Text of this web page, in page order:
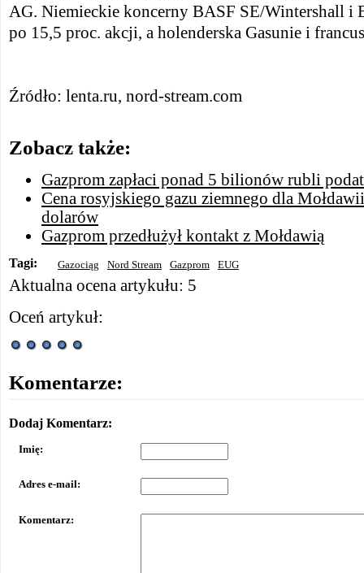
AG. Niemieckie koncerny BASF SE/Wintershall i
po 15,5 proc. akcji, a holenderska Gasunie i
Źródło: lenta.ru, nord-stream.com
Zobacz także:
Gazprom zapłaci ponad 5 bilionów rubli
Cena rosyjskiego gazu ziemnego dla
dolarów
Gazprom przedłużył kontakt z Mołdawią
Tagi: Gazociąg Nord Stream Gazprom EUG
Aktualna ocena artykułu: 5
Oceń artykuł:
Komentarze:
Dodaj Komentarz:
Imię:
Adres e-mail:
Komentarz: